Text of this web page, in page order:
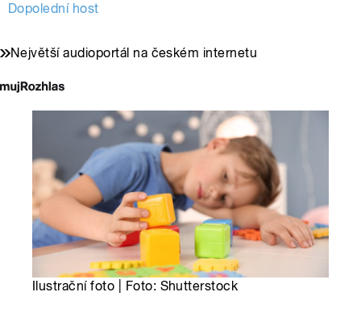
Dopolední host
Největší audioportál na českém internetu
Ilustrační foto | Foto: Shutterstock